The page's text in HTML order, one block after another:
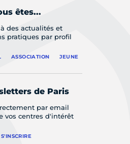
êtes...
des actualités et
pratiques par profil
ASSOCIATION JEUNE
de Paris
par email
vos centres d'intérêt
S'INSCRIRE